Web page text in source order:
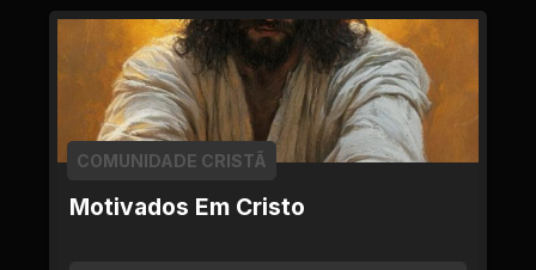
Motivados Em Cristo
COMUNIDADE CRISTÃ